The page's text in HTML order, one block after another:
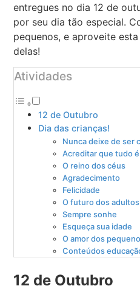
entregues no dia 12 de
por seu dia tão especial.
pequenos, e aproveite
delas!
Atividades
12 de Outubro
Dia das crianças!
Nunca deixe de ser
Acreditar que tudo
O reino dos céus
Agradecimento
Felicidade
O futuro dos adultos
Sempre sonhe
Esqueça sua idade
O amor dos
Conteúdos
12 de Outubro